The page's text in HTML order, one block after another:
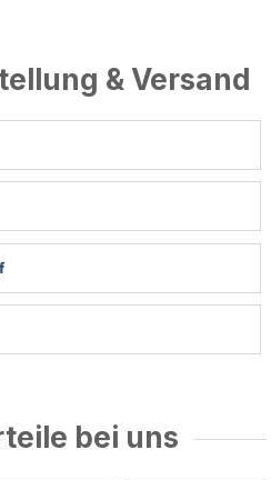
& Versand
bei uns